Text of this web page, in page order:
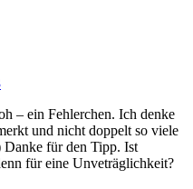
– ein Fehlerchen. Ich denke
und nicht doppelt so viele
für den Tipp. Ist
für eine Unveträglichkeit?